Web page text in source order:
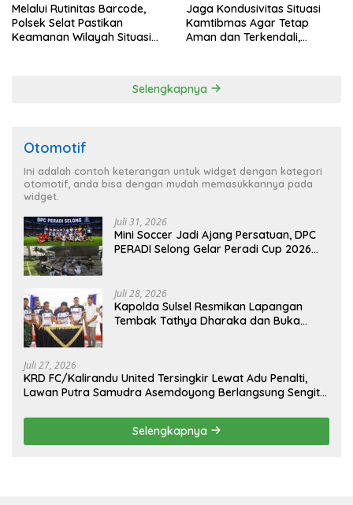
Melalui Rutinitas Barcode,
Polsek Selat Pastikan
Keamanan Wilayah Situasi
Jaga Kondusivitas Situasi
Kamtibmas Agar Tetap
Aman dan Terkendali,
Selengkapnya
Otomotif
Ini adalah contoh keterangan untuk widget dengan kategori
otomotif, anda bisa dengan mudah memasukkannya pada
widget.
Juli 31, 2026
Mini Soccer Jadi Ajang Persatuan, DPC
PERADI Selong Gelar Peradi Cup 2026
Juli 28, 2026
Kapolda Sulsel Resmikan Lapangan
Tembak Tathya Dharaka dan Buka
Juli 27, 2026
KRD FC/Kalirandu United Tersingkir Lewat Adu Penalti,
Lawan Putra Samudra Asemdoyong Berlangsung Sengit
Selengkapnya